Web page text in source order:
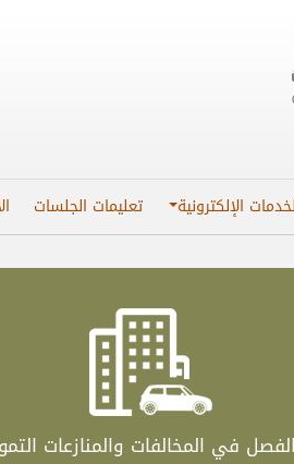
الإلكترونية تعليمات الجلسات
في المخالفات والمنازعات